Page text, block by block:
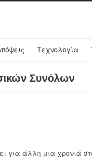
Τεχνολογία
Συνόλων
για άλλη μια χρονιά